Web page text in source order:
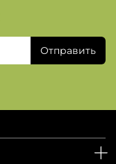
Отправить